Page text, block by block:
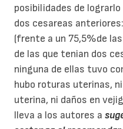
posibilidades de
dos cesareas
(frente a un 75,5%de
de las que tenian dos
ninguna de ellas tuvo
hubo roturas uterinas,
uterina, ni daños en
lleva a los autores a